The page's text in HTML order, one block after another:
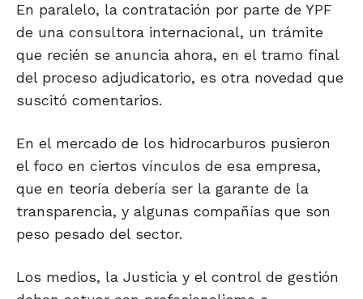
En paralelo, la contratación por parte de YPF
de una consultora internacional, un trámite
que recién se anuncia ahora, en el tramo final
del proceso adjudicatorio, es otra novedad que
suscitó comentarios.
En el mercado de los hidrocarburos pusieron
el foco en ciertos vínculos de esa empresa,
que en teoría debería ser la garante de la
transparencia, y algunas compañías que son
peso pesado del sector.
Los medios, la Justicia y el control de gestión